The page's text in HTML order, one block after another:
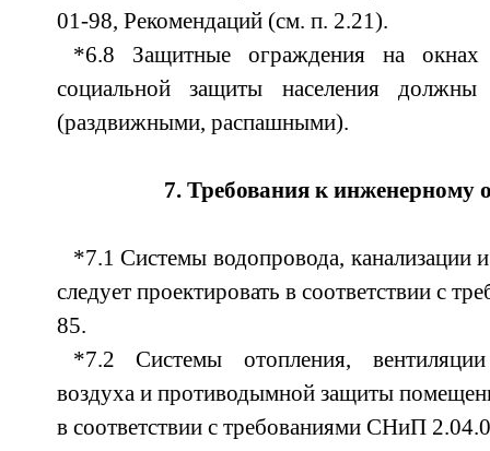
01-98, Рекомендаций (см. п. 2.21).
*6.8 Защитные ограждения на окнах
социальной защиты населения
(раздвижными, распашными).
7. Требования к инженерному
*7.1 Системы водопровода, канализации
следует проектировать в соответствии с
85.
*7.2 Системы отопления,
воздуха и противодымной защиты
в соответствии с требованиями СНиП